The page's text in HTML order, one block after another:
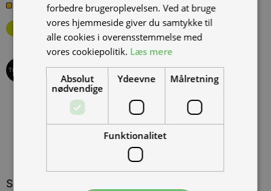
1 på lager
TILBUD
SPAR
forbedre brugeroplevelsen. Ved at bruge
vores hjemmeside giver du samtykke til
alle cookies i overensstemmelse med
vores cookiepolitik. Læs mere
Absolut
nødvendige
Ydeevne Målretning
Funktionalitet